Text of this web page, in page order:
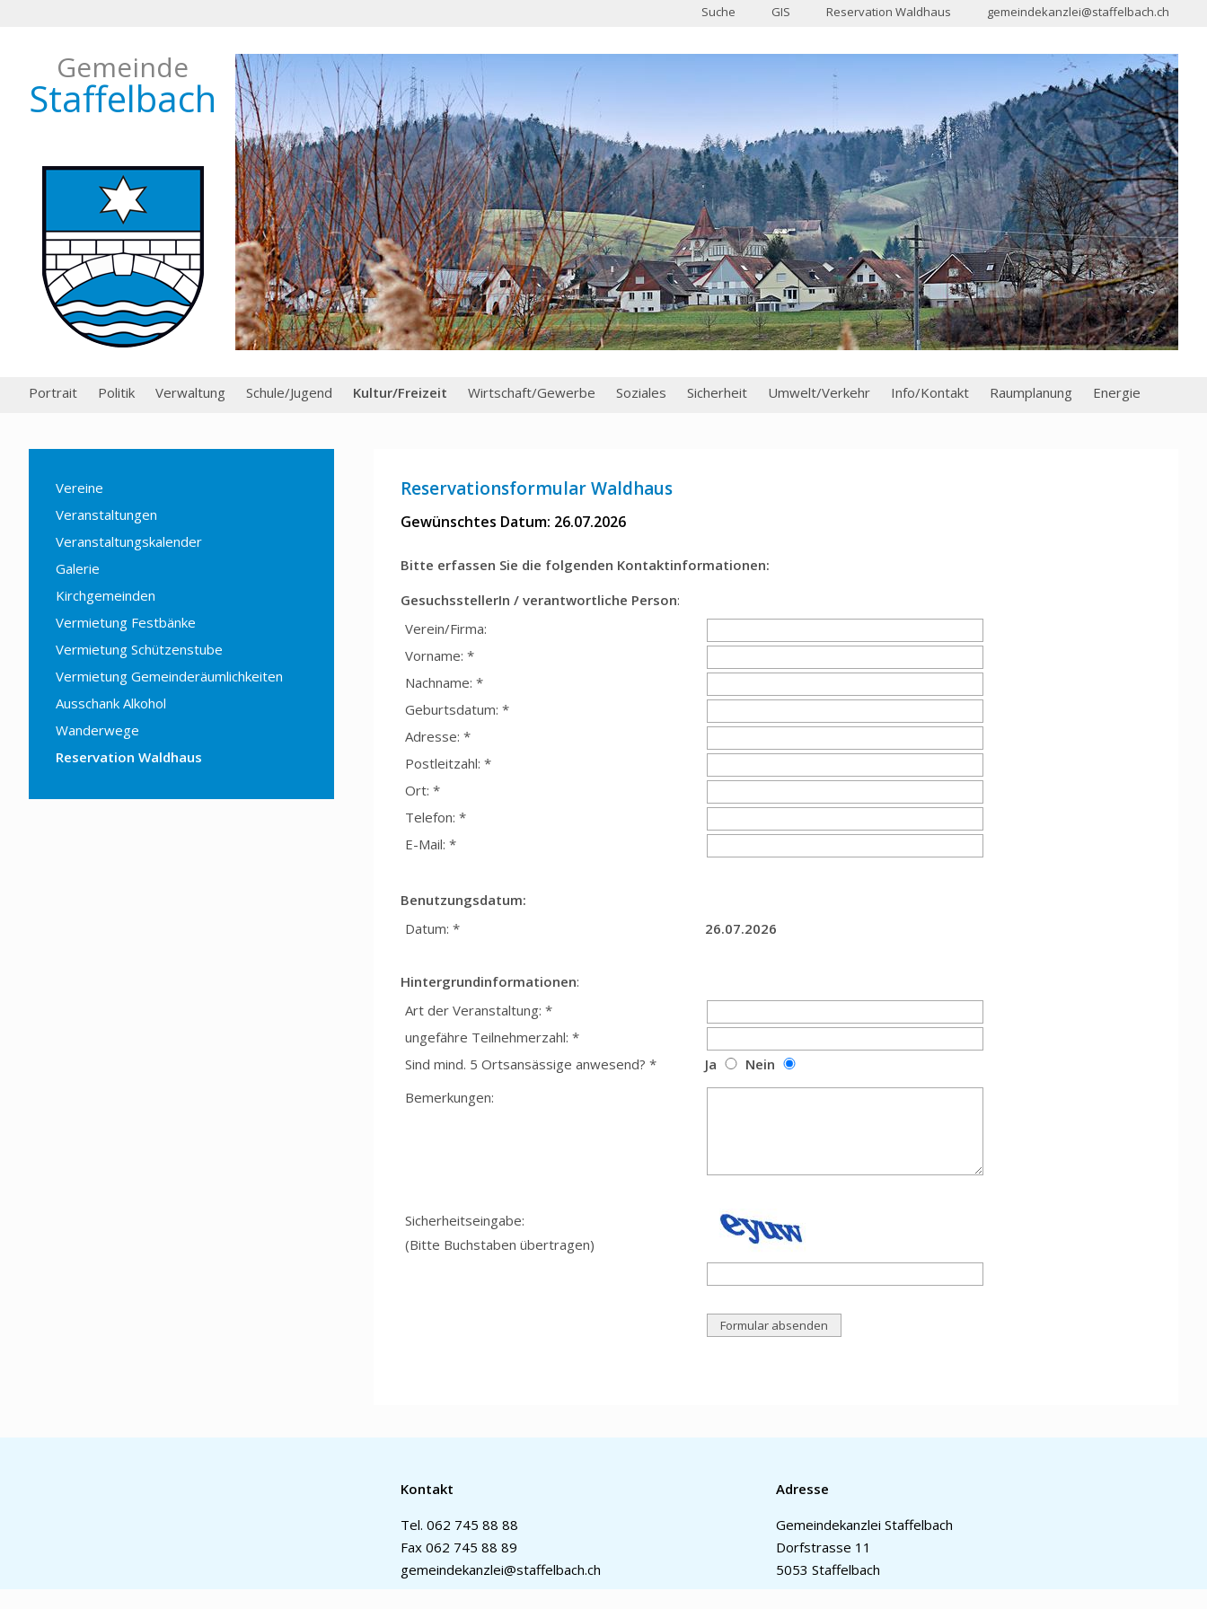
Suche GIS Reservation Waldhaus gemeindekanzlei@staffelbach.ch
Gemeinde
Staffelbach
Portrait Politik Verwaltung Schule/Jugend Kultur/Freizeit Wirtschaft/Gewerbe Soziales Sicherheit Umwelt/Verkehr Info/Kontakt Raumplanung Energie
Vereine
Veranstaltungen
Veranstaltungskalender
Galerie
Kirchgemeinden
Vermietung Festbänke
Vermietung Schützenstube
Vermietung Gemeinderäumlichkeiten
Ausschank Alkohol
Wanderwege
Reservation Waldhaus
Reservationsformular Waldhaus
Gewünschtes Datum: 26.07.2026
Bitte erfassen Sie die folgenden Kontaktinformationen:
GesuchsstellerIn / verantwortliche Person:
Verein/Firma:
Vorname: *
Nachname: *
Geburtsdatum: *
Adresse: *
Postleitzahl: *
Ort: *
Telefon: *
E-Mail: *
Benutzungsdatum:
Datum: *
26.07.2026
Hintergrundinformationen:
Art der Veranstaltung: *
ungefähre Teilnehmerzahl: *
Sind mind. 5 Ortsansässige anwesend? *
Ja
Nein
Bemerkungen:
Sicherheitseingabe:
(Bitte Buchstaben übertragen)
Kontakt
Tel. 062 745 88 88
Fax 062 745 88 89
gemeindekanzlei@staffelbach.ch
Adresse
Gemeindekanzlei Staffelbach
Dorfstrasse 11
5053 Staffelbach